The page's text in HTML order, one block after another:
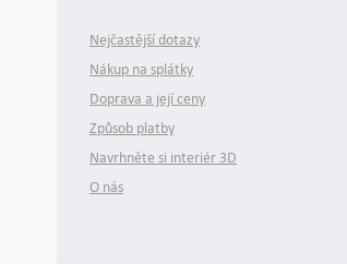
Nejčastější dotazy
Nákup na splátky
Doprava a její ceny
Způsob platby
Navrhněte si interiér 3D
O nás